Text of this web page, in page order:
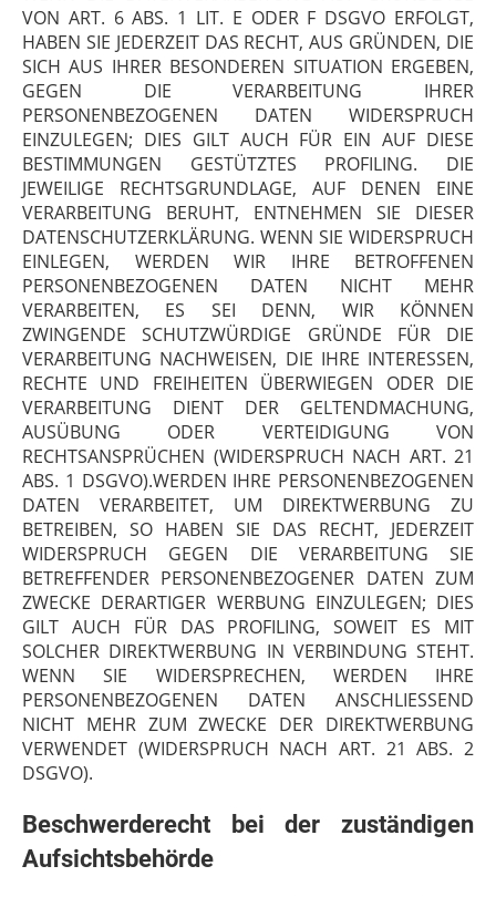
VON ART. 6 ABS. 1 LIT. E ODER F DSGVO ERFOLGT,
HABEN SIE JEDERZEIT DAS RECHT, AUS GRÜNDEN, DIE
SICH AUS IHRER BESONDEREN SITUATION ERGEBEN,
GEGEN DIE VERARBEITUNG IHRER
PERSONENBEZOGENEN DATEN WIDERSPRUCH
EINZULEGEN; DIES GILT AUCH FÜR EIN AUF DIESE
BESTIMMUNGEN GESTÜTZTES PROFILING. DIE
JEWEILIGE RECHTSGRUNDLAGE, AUF DENEN EINE
VERARBEITUNG BERUHT, ENTNEHMEN SIE DIESER
DATENSCHUTZERKLÄRUNG. WENN SIE WIDERSPRUCH
EINLEGEN, WERDEN WIR IHRE BETROFFENEN
PERSONENBEZOGENEN DATEN NICHT MEHR
VERARBEITEN, ES SEI DENN, WIR KÖNNEN
ZWINGENDE SCHUTZWÜRDIGE GRÜNDE FÜR DIE
VERARBEITUNG NACHWEISEN, DIE IHRE INTERESSEN,
RECHTE UND FREIHEITEN ÜBERWIEGEN ODER DIE
VERARBEITUNG DIENT DER GELTENDMACHUNG,
AUSÜBUNG ODER VERTEIDIGUNG VON
RECHTSANSPRÜCHEN (WIDERSPRUCH NACH ART. 21
ABS. 1 DSGVO).WERDEN IHRE PERSONENBEZOGENEN
DATEN VERARBEITET, UM DIREKTWERBUNG ZU
BETREIBEN, SO HABEN SIE DAS RECHT, JEDERZEIT
WIDERSPRUCH GEGEN DIE VERARBEITUNG SIE
BETREFFENDER PERSONENBEZOGENER DATEN ZUM
ZWECKE DERARTIGER WERBUNG EINZULEGEN; DIES
GILT AUCH FÜR DAS PROFILING, SOWEIT ES MIT
SOLCHER DIREKTWERBUNG IN VERBINDUNG STEHT.
WENN SIE WIDERSPRECHEN, WERDEN IHRE
PERSONENBEZOGENEN DATEN ANSCHLIESSEND
NICHT MEHR ZUM ZWECKE DER DIREKTWERBUNG
VERWENDET (WIDERSPRUCH NACH ART. 21 ABS. 2
DSGVO).
Beschwerderecht bei der zuständigen
Aufsichtsbehörde